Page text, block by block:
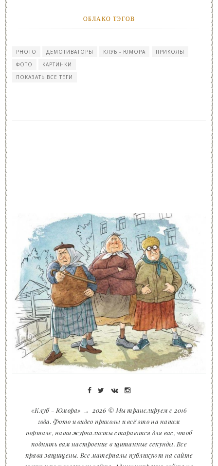
ОБЛАКО ТЭГОВ
PHOTO ДЕМОТИВАТОРЫ КЛУБ - ЮМОРА
ПРИКОЛЫ
ФОТО
КАРТИНКИ
ПОКАЗАТЬ ВСЕ ТЕГИ
«Клуб - Юмора» → 2026 © Мы транслируем с 2016
года. Фото и видео приколы и всё это на нашем
портале, наши журналисты стараются для вас, чтоб
поднять вам настроение в щитанные секунды. Все
права защищены. Все материалы публикуют на сайте